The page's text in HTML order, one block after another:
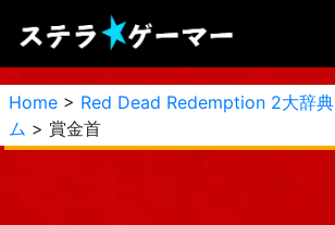
Home > Red Dead Redemption 2大辞典
ム > 賞金首